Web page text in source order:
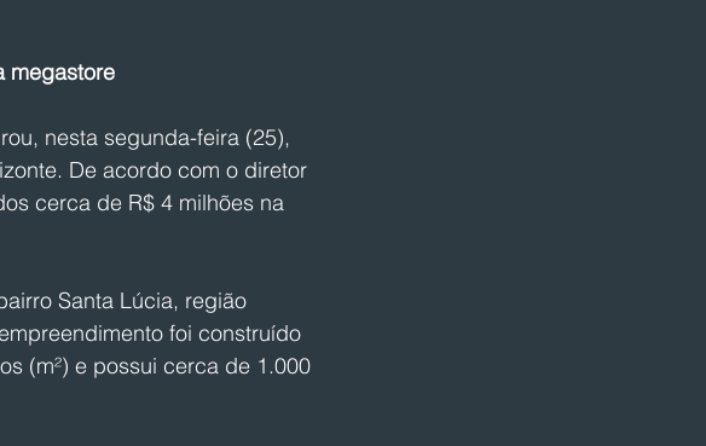
megastore
nesta segunda-feira (25),
De acordo com o diretor
cerca de R$ 4 milhões na
Santa Lúcia, região
foi construído
(m²) e possui cerca de 1.000